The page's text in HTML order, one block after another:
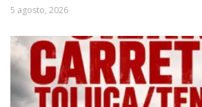
5 agosto, 2026